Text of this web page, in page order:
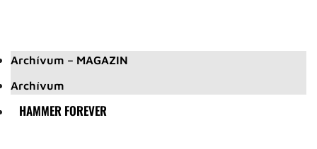
Archívum – MAGAZIN
Archívum
HAMMER FOREVER